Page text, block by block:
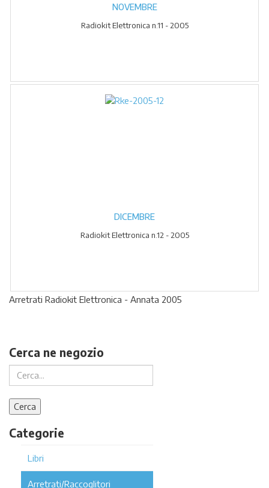
NOVEMBRE
Radiokit Elettronica n.11 - 2005
DICEMBRE
Radiokit Elettronica n.12 - 2005
Arretrati Radiokit Elettronica - Annata 2005
Cerca ne negozio
Categorie
Libri
Arretrati/Raccoglitori